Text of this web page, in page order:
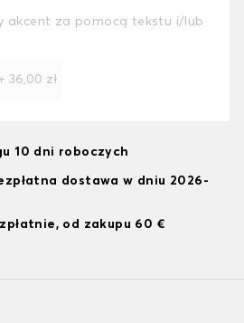
akcent za pomocą tekstu i/lub
36,00 zł
10 dni roboczych
dostawa w dniu 2026-
od zakupu 60 €